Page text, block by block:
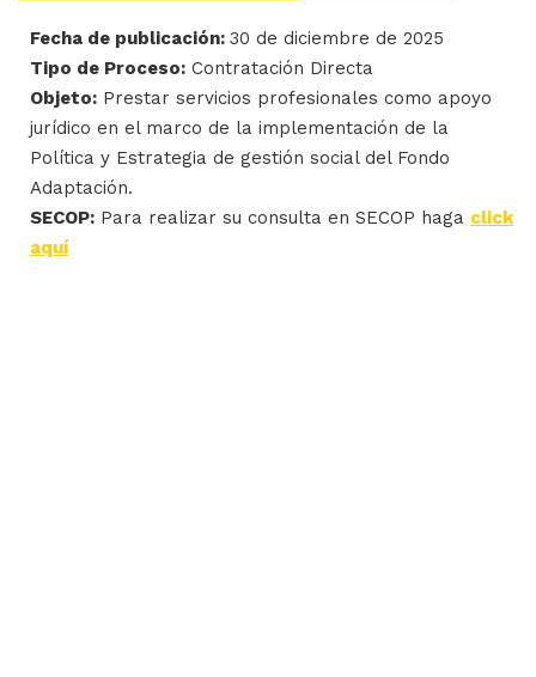
Fecha de publicación: 30 de diciembre de 2025
Tipo de Proceso: Contratación Directa
Objeto: Prestar servicios profesionales como apoyo
jurídico en el marco de la implementación de la
Política y Estrategia de gestión social del Fondo
Adaptación.
SECOP: Para realizar su consulta en SECOP haga click
aquí